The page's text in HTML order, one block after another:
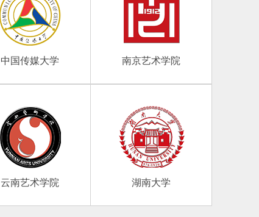
中国传媒大学 南京艺术学院
云南艺术学院 湖南大学